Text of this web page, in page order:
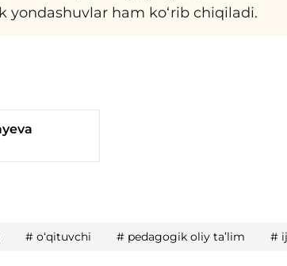
yondashuvlar ham ko‘rib chiqiladi.
# o‘qituvchi # pedagogik oliy ta’lim #